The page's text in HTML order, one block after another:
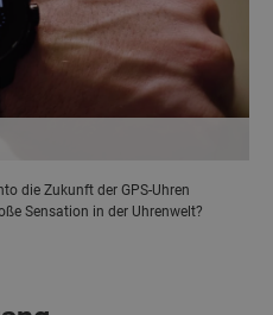
die Zukunft der GPS-Uhren
Sensation in der Uhrenwelt?